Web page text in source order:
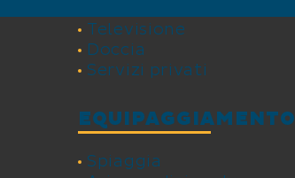
Televisione
Doccia
Servizi privati
EQUIPAGGIAMENTO
Spiaggia